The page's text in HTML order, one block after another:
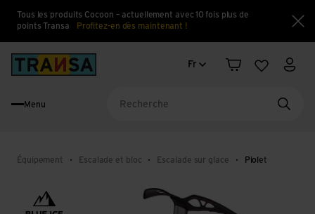
Tous les produits Cocoon – actuellement avec 10 fois plus de
points Transa
Profitez-en dès maintenant !
Changement de langue
Fr
PanierListe Mon
Menu
Équipement Escalade et bloc Escalade sur glace Piolet